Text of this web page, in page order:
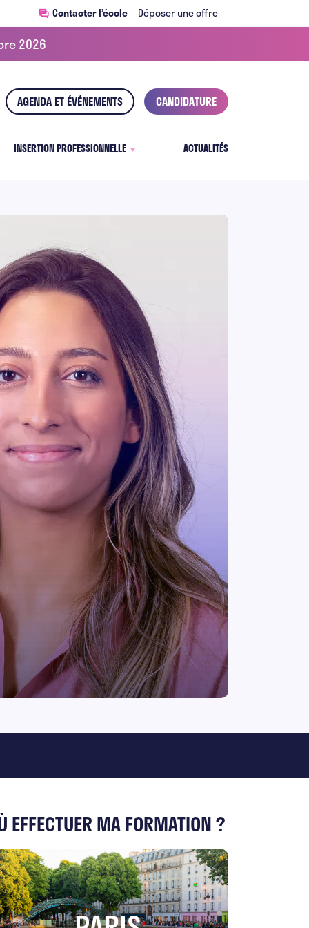
Contacter l’école Déposer une offre
2026
AGENDA ET ÉVÉNEMENTS CANDIDATURE
INSERTION PROFESSIONNELLE ACTUALITÉS
EFFECTUER MA FORMATION ?